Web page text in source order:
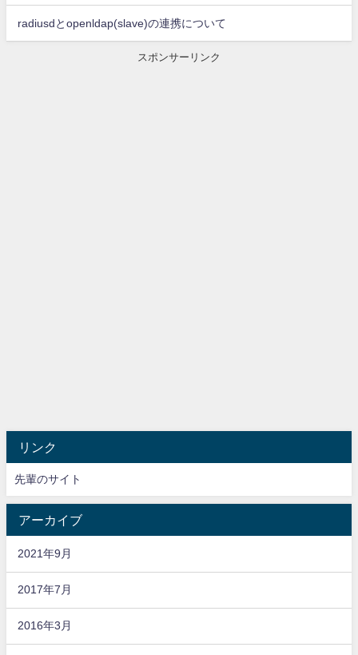
radiusdとopenldap(slave)の連携について
スポンサーリンク
リンク
先輩のサイト
アーカイブ
2021年9月
2017年7月
2016年3月